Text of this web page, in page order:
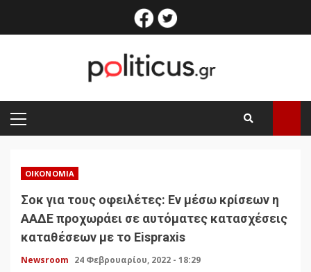
facebook
PRIMARY
MENU
ΟΙΚΟΝΟΜΊΑ
Σοκ για τους οφειλέτες: Εν μέσω κρίσεων η
ΑΑΔΕ προχωράει σε αυτόματες κατασχέσεις
καταθέσεων με το Eispraxis
Newsroom 24 Φεβρουαρίου, 2022 - 18:29